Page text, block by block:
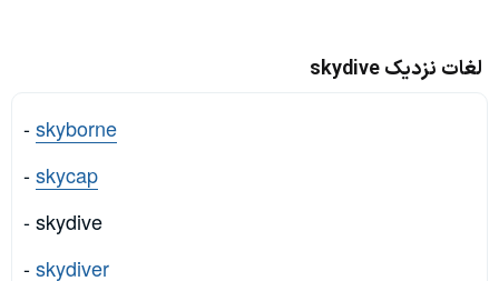
لغات نزدیک skydive
-skyborne
-skycap
- skydive
-skydiver